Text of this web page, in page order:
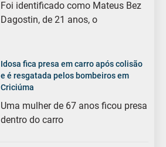
Foi identificado como Mateus Bez
Dagostin, de 21 anos, o
Idosa fica presa em carro após colisão
e é resgatada pelos bombeiros em
Criciúma
Uma mulher de 67 anos ficou presa
dentro do carro